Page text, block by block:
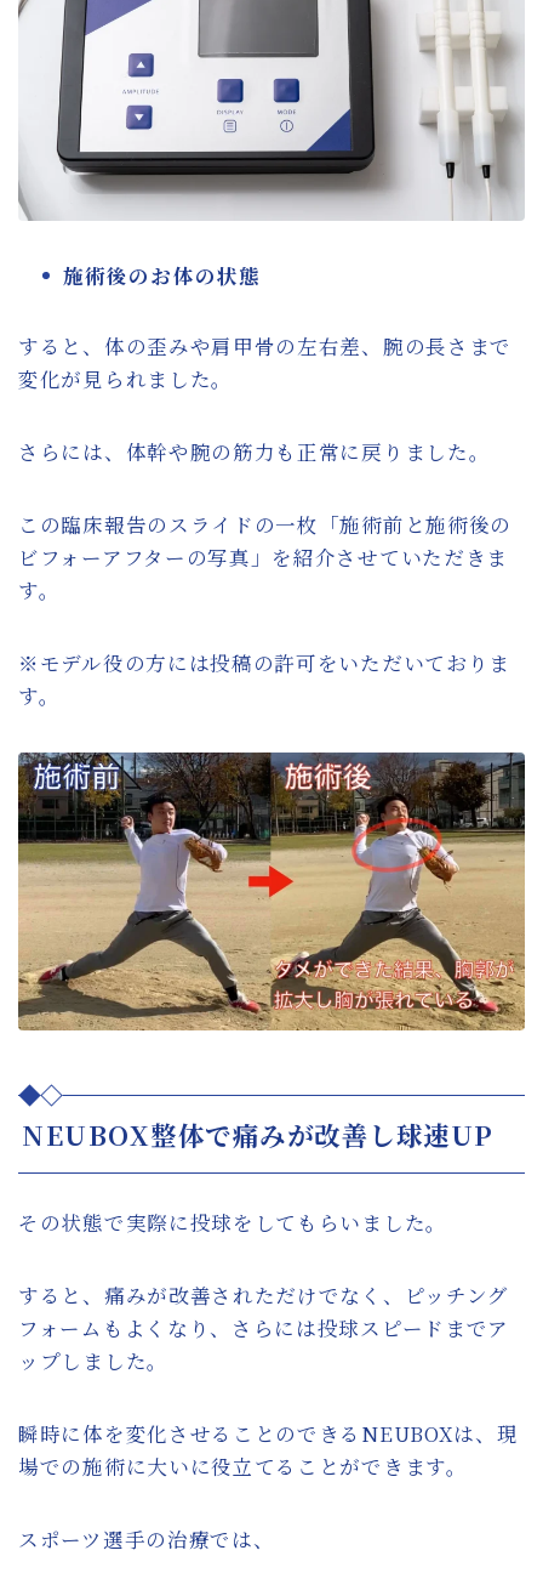
施術後のお体の状態
すると、体の歪みや肩甲骨の左右差、腕の長さまで
変化が見られました。
さらには、体幹や腕の筋力も正常に戻りました。
この臨床報告のスライドの一枚「施術前と施術後の
ビフォーアフターの写真」を紹介させていただきま
す。
※モデル役の方には投稿の許可をいただいておりま
す。
NEUBOX整体で痛みが改善し球速UP
その状態で実際に投球をしてもらいました。
すると、痛みが改善されただけでなく、ピッチング
フォームもよくなり、さらには投球スピードまでア
ップしました。
瞬時に体を変化させることのできるNEUBOXは、現
場での施術に大いに役立てることができます。
スポーツ選手の治療では、